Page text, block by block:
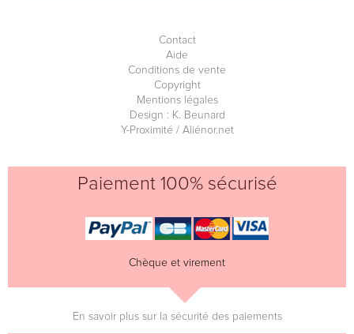
Contact
Aide
Conditions de vente
Copyright
Mentions légales
Design : K. Beunard
Y-Proximité / Aliénor.net
Paiement 100% sécurisé
Chèque et virement
En savoir plus sur la sécurité des paiements